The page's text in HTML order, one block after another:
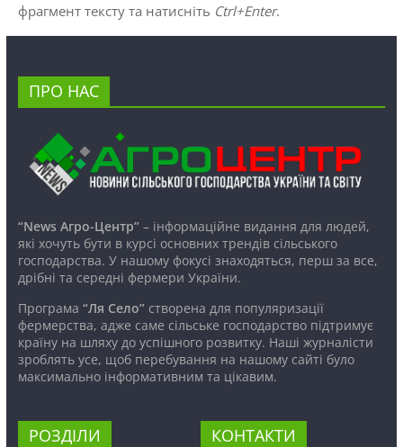
фрагмент тексту та натисніть Ctrl+Enter.
ПРО НАС
“News Агро-Центр”– інформаційне видання для людей,
які хочуть бути в курсі основних трендів сільського
господарства. У нашому фокусі знаходяться, перш за все,
дрібні та середні фермери України.
Програма “Ля Село”створена для популяризації
фермерства, адже саме сільське господарство підтримує
країну на шляху до успішного розвитку. Наші журналісти
зроблять усе, щоб перебування на нашому сайті було
максимально інформативним та цікавим.
РОЗДІЛИ КОНТАКТИ